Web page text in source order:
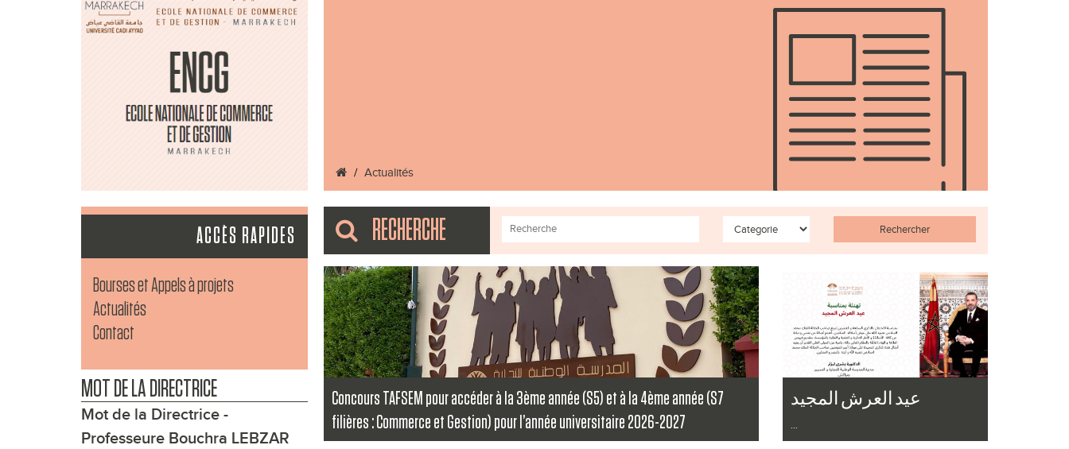
ACCÈS RAPIDES
Bourses et Appels à projets
Actualités
Contact
MOT DE LA DIRECTRICE
Mot de la Directrice -
Professeure Bouchra LEBZAR
Actualités
RECHERCHE Rechercher
Concours TAFSEM pour accéder à la 3ème année (S5) et à la 4ème année (S7
filières : Commerce et Gestion) pour l’année universitaire 2026-2027
عيد العرش المجيد
...